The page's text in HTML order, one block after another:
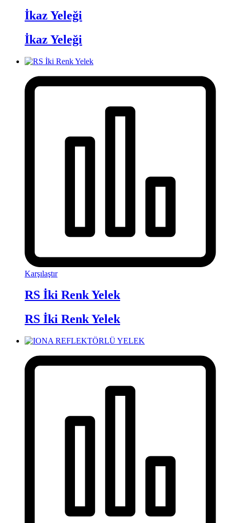
İkaz Yeleği
İkaz Yeleği
Karşılaştır
RS İki Renk Yelek
RS İki Renk Yelek